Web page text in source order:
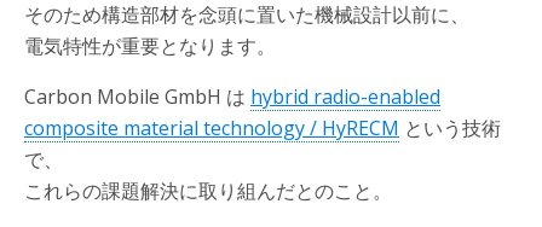
そのため構造部材を念頭に置いた機械設計以前に、
電気特性が重要となります。
Carbon Mobile GmbH は hybrid radio-enabled
composite material technology / HyRECM という技術
で、
これらの課題解決に取り組んだとのこと。